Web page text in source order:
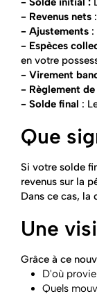
- Revenus nets
- Ajustements :
- Espèces
en votre
- Virement
- Règlement
- Solde final :
Que
Si votre solde
revenus sur la
Dans ce cas, la
Une
Grâce à ce
D'où
Quels